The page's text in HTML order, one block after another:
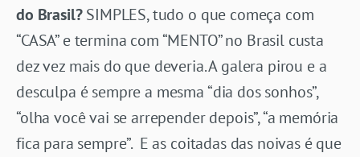
do Brasil?SIMPLES, tudo o que começa com
“CASA” e termina com “MENTO” no Brasil custa
dez vez mais do que deveria. A galera pirou e a
desculpa é sempre a mesma “dia dos sonhos”,
“olha você vai se arrepender depois”, “a memória
fica para sempre”. E as coitadas das noivas é que